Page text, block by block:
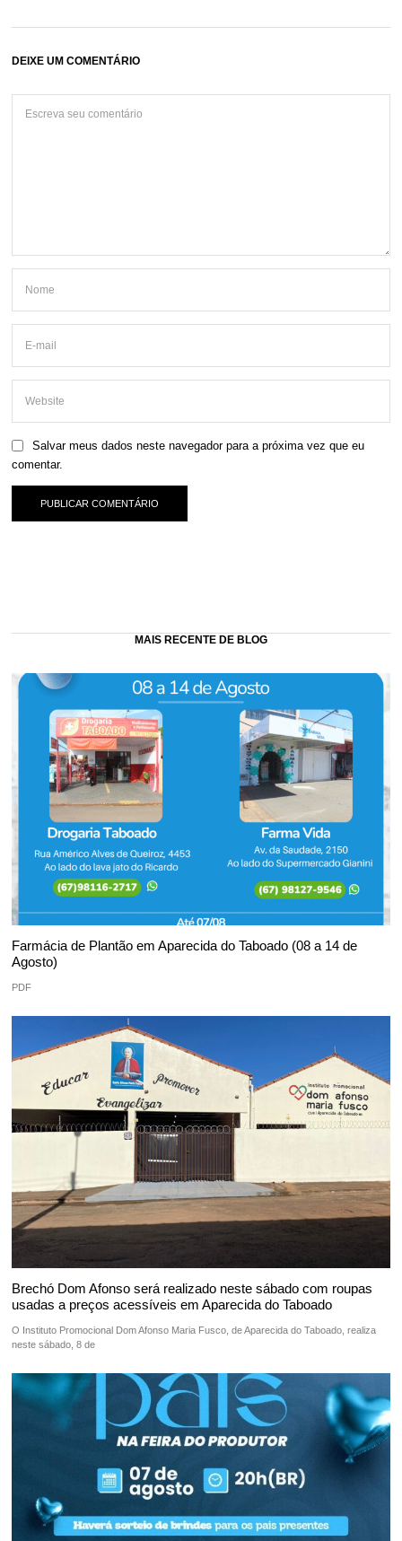
DEIXE UM COMENTÁRIO
Salvar meus dados neste navegador para a próxima vez que eu
comentar.
MAIS RECENTE DE BLOG
Farmácia de Plantão em Aparecida do Taboado (08 a 14 de
Agosto)
PDF
Brechó Dom Afonso será realizado neste sábado com roupas
usadas a preços acessíveis em Aparecida do Taboado
O Instituto Promocional Dom Afonso Maria Fusco, de Aparecida do Taboado, realiza
neste sábado, 8 de